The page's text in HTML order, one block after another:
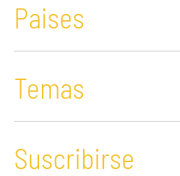
Paises
Temas
Suscribirse